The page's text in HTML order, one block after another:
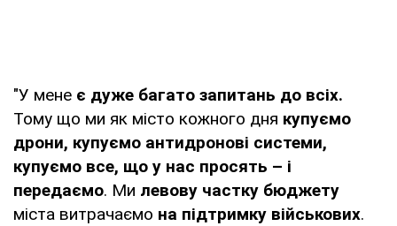
"У мене є дуже багато запитань до всіх.
Тому що ми як місто кожного дня купуємо
дрони, купуємо антидронові системи,
купуємо все, що у нас просять – і
передаємо. Ми левову частку бюджету
міста витрачаємо на підтримку військових.